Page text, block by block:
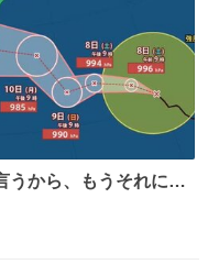
うから、もうそれにし